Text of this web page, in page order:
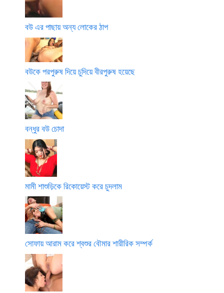
বউ এর পাছায় অন্য লোকের ঠাপ
বউকে পরপুরুষ দিয়ে চুদিয়ে বীরপুরুষ হয়েছে
বন্ধুর বউ চোদা
মামী শাশুড়িকে রিকোয়েস্ট করে চুদলাম
সোফায় আরাম করে শ্বশুর বৌমার শারীরিক সম্পর্ক